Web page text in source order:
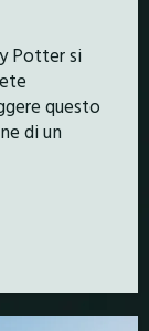
Potter si
questo
di un